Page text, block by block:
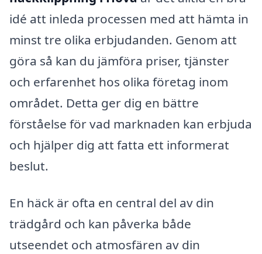
idé att inleda processen med att hämta in
minst tre olika erbjudanden. Genom att
göra så kan du jämföra priser, tjänster
och erfarenhet hos olika företag inom
området. Detta ger dig en bättre
förståelse för vad marknaden kan erbjuda
och hjälper dig att fatta ett informerat
beslut.
En häck är ofta en central del av din
trädgård och kan påverka både
utseendet och atmosfären av din